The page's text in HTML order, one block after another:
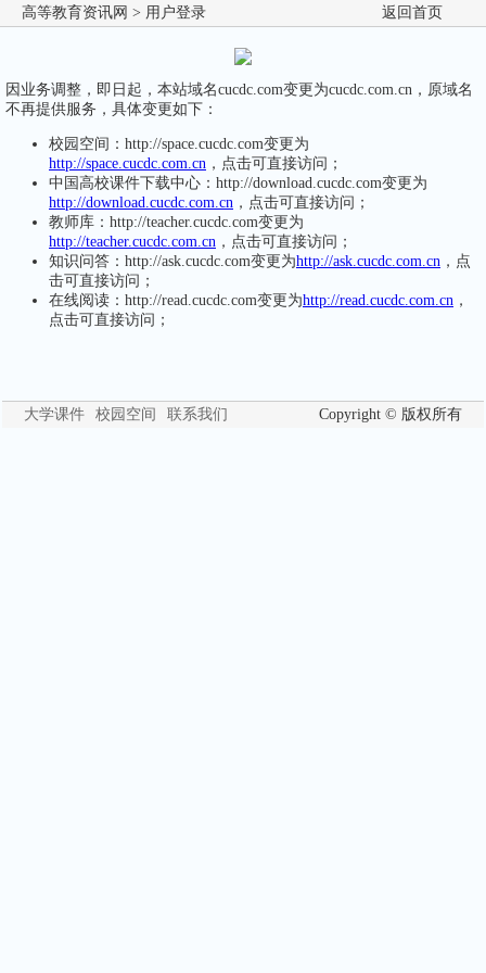
高等教育资讯网 > 用户登录 返回首页
因业务调整，即日起，本站域名cucdc.com变更为cucdc.com.cn，原域名
不再提供服务，具体变更如下：
校园空间：http://space.cucdc.com变更为
http://space.cucdc.com.cn ，点击可直接访问；
中国高校课件下载中心：http://download.cucdc.com变更为
http://download.cucdc.com.cn ，点击可直接访问；
教师库：http://teacher.cucdc.com变更为
http://teacher.cucdc.com.cn ，点击可直接访问；
知识问答：http://ask.cucdc.com变更为http://ask.cucdc.com.cn ，点
击可直接访问；
在线阅读：http://read.cucdc.com变更为http://read.cucdc.com.cn ，
点击可直接访问；
大学课件 校园空间 联系我们 Copyright © 版权所有